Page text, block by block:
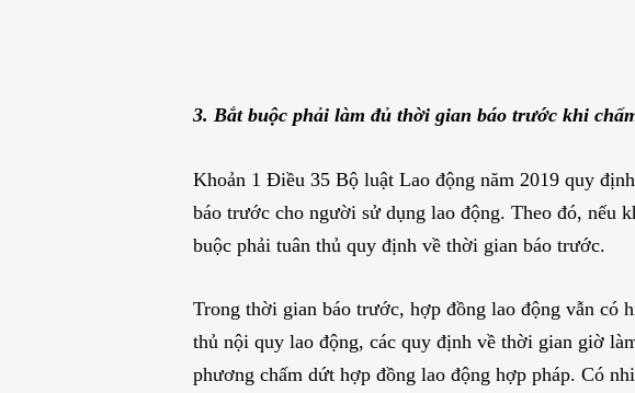
3. Bắt buộc phải làm đủ thời gian báo trước khi
Khoản 1 Điều 35 Bộ luật Lao động năm 2019 quy
báo trước cho người sử dụng lao động. Theo đó, nếu
buộc phải tuân thủ quy định về thời gian báo trước.
Trong thời gian báo trước, hợp đồng lao động vẫn có
thủ nội quy lao động, các quy định về thời gian giờ
phương chấm dứt hợp đồng lao động hợp pháp. Có